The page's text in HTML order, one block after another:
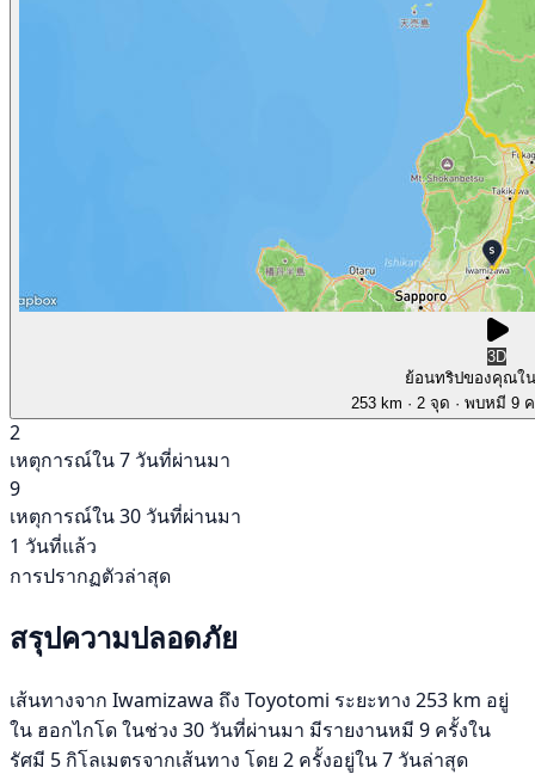
3D
ย้อนทริปของคุณใ
253 km · 2 จุด · พบหมี 9
2
เหตุการณ์ใน 7 วันที่ผ่านมา
9
เหตุการณ์ใน 30 วันที่ผ่านมา
1 วันที่แล้ว
การปรากฏตัวล่าสุด
สรุปความปลอดภัย
เส้นทางจาก Iwamizawa ถึง Toyotomi ระยะทาง 253 km อยู่
ใน ฮอกไกโด ในช่วง 30 วันที่ผ่านมา มีรายงานหมี 9 ครั้งใน
รัศมี 5 กิโลเมตรจากเส้นทาง โดย 2 ครั้งอยู่ใน 7 วันล่าสุด